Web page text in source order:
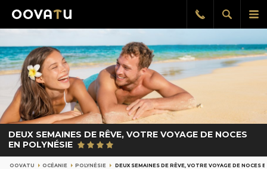
le
Afficher
la
Rappel
gratuit
DEUX SEMAINES DE RÊVE, VOTRE VOYAGE DE NOCES
EN POLYNÉSIE
OOVATU OCÉANIE POLYNÉSIE DEUX SEMAINES DE RÊVE, VOTRE VOYAGE DE NOCES